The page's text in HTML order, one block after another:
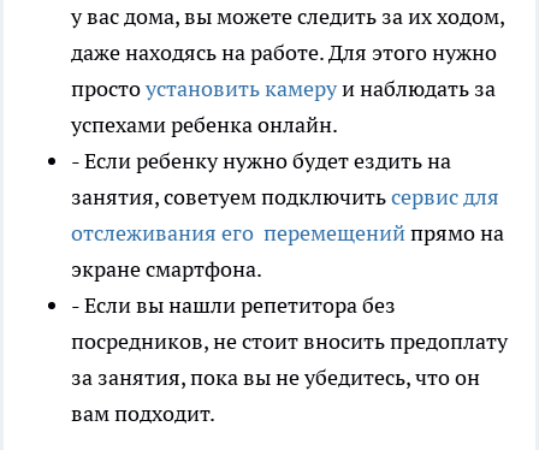
у вас дома, вы можете следить за их ходом,
даже находясь на работе. Для этого нужно
простоустановить камеруи наблюдать за
успехами ребенка онлайн.
- Если ребенку нужно будет ездить на
занятия, советуем подключитьсервис для
отслеживания его перемещенийпрямо на
экране смартфона.
- Если вы нашли репетитора без
посредников, не стоит вносить предоплату
за занятия, пока вы не убедитесь, что он
вам подходит.